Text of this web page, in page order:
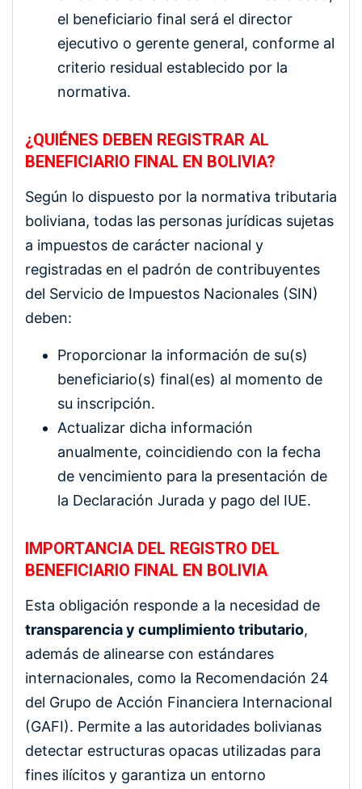
el beneficiario final será el director
ejecutivo o gerente general, conforme al
criterio residual establecido por la
normativa.
¿QUIÉNES DEBEN REGISTRAR AL
BENEFICIARIO FINAL EN BOLIVIA?
Según lo dispuesto por la normativa tributaria
boliviana, todas las personas jurídicas sujetas
a impuestos de carácter nacional y
registradas en el padrón de contribuyentes
del Servicio de Impuestos Nacionales (SIN)
deben:
Proporcionar la información de su(s)
beneficiario(s) final(es) al momento de
su inscripción.
Actualizar dicha información
anualmente, coincidiendo con la fecha
de vencimiento para la presentación de
la Declaración Jurada y pago del IUE.
IMPORTANCIA DEL REGISTRO DEL
BENEFICIARIO FINAL EN BOLIVIA
Esta obligación responde a la necesidad de
transparencia y cumplimiento tributario,
además de alinearse con estándares
internacionales, como la Recomendación 24
del Grupo de Acción Financiera Internacional
(GAFI). Permite a las autoridades bolivianas
detectar estructuras opacas utilizadas para
fines ilícitos y garantiza un entorno